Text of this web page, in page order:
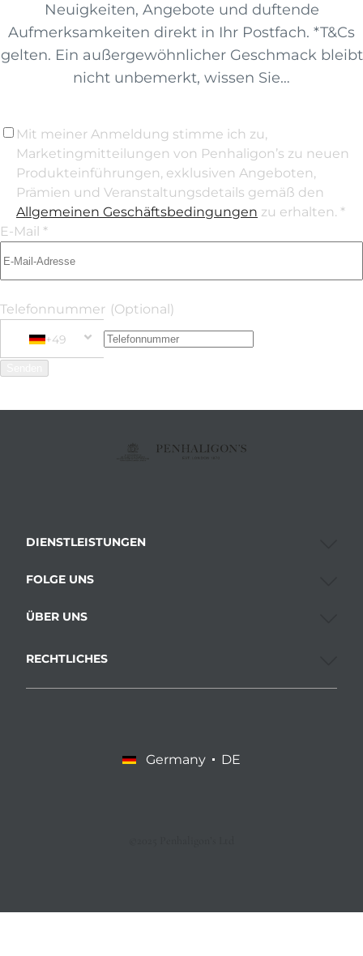
Neuigkeiten, Angebote und duftende
Aufmerksamkeiten direkt in Ihr Postfach. *T&Cs
gelten. Ein außergewöhnlicher Geschmack bleibt
nicht unbemerkt, wissen Sie…
Mit meiner Anmeldung stimme ich zu,
Marketingmitteilungen von Penhaligon’s zu neuen
Produkteinführungen, exklusiven Angeboten,
Prämien und Veranstaltungsdetails gemäß den
Allgemeinen Geschäftsbedingungen zu erhalten. *
E-Mail *
Telefonnummer (Optional)
+49
+49 Germany (Deutschland)
Phone Number
DIENSTLEISTUNGEN
FOLGE UNS
ÜBER UNS
RECHTLICHES
Germany DE